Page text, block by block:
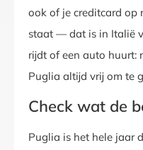
ook of je creditcard op
staat — dat is in Italië
rijdt of een auto huurt:
Puglia altijd vrij om te
Check wat de
Puglia is het hele jaar